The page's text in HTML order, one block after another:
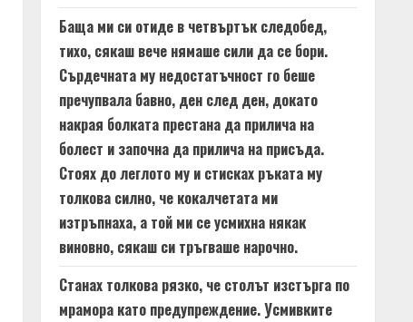
Баща ми си отиде в четвъртък следобед,
тихо, сякаш вече нямаше сили да се бори.
Сърдечната му недостатъчност го беше
пречупвала бавно, ден след ден, докато
накрая болката престана да прилича на
болест и започна да прилича на присъда.
Стоях до леглото му и стисках ръката му
толкова силно, че кокалчетата ми
изтръпнаха, а той ми се усмихна някак
виновно, сякаш си тръгваше нарочно.
Станах толкова рязко, че столът изстърга по
мрамора като предупреждение. Усмивките